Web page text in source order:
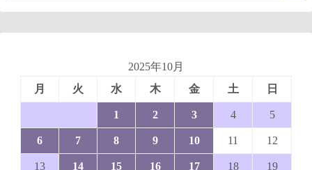
2025年10月
月
火 水 木 金 土 日
1 2 3 4 5
6 7 8 9 10 11 12
13 14 15 16 17 18 19